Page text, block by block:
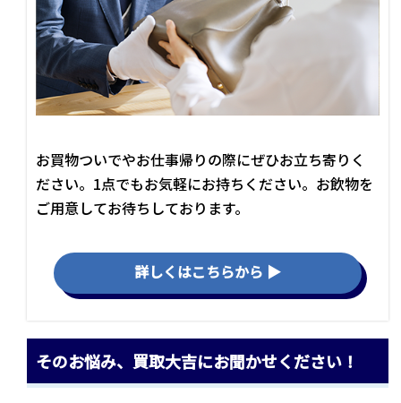
お買物ついでやお仕事帰りの際にぜひお立ち寄りく
ださい。1点でもお気軽にお持ちください。お飲物を
ご用意してお待ちしております。
詳しくはこちらから ▶
そのお悩み、買取大吉にお聞かせください！
\\ まずはお気軽にご連絡ください //